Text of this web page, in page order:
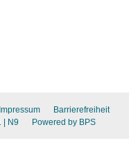
Impressum
Barrierefreiheit
| N9 Powered by BPS